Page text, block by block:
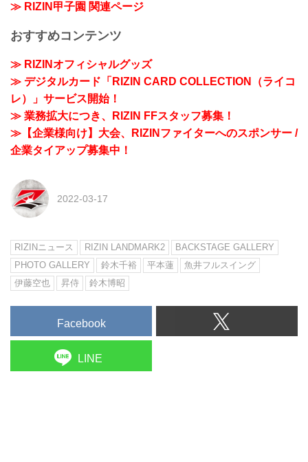
≫ RIZIN甲子園 関連ページ
おすすめコンテンツ
≫ RIZINオフィシャルグッズ
≫ デジタルカード「RIZIN CARD COLLECTION（ライコ
レ）」サービス開始！
≫ 業務拡大につき、RIZIN FFスタッフ募集！
≫【企業様向け】大会、RIZINファイターへのスポンサー /
企業タイアップ募集中！
2022-03-17
RIZINニュース RIZIN LANDMARK2
BACKSTAGE GALLERY
PHOTO GALLERY
鈴木千裕 平本蓮
魚井フルスイング
伊藤空也
昇侍 鈴木博昭
Facebook
LINE